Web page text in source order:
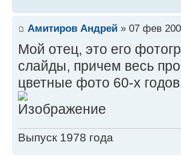
Амитиров Андрей » 07 фев
Мой отец, это его
слайды, причем весь
цветные фото 60-х годов
Выпуск 1978 года